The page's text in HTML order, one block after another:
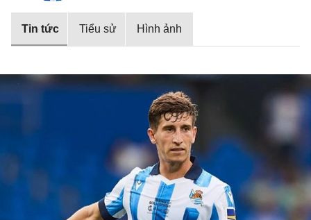
Tin tức Tiểu sử Hình ảnh